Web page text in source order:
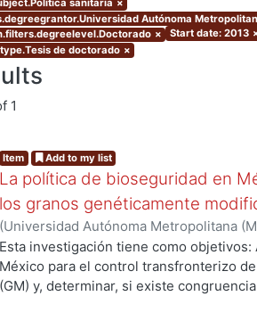
Autónoma
× Start date: 2013
de doctorado ×
1
Item Add to my list
La política de bioseguridad en
los granos genéticamente
(Universidad Autónoma Metropolitana
de Servicios de Información.,2013-10-
Esta investigación tiene como
México para el control transfronterizo
(GM) y, determinar, si existe